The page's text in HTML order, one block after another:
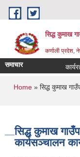
Skip to main content
सिद्ध कुमाख
कर्णाली प्रदेश,
समाचार कार्यरत
You are
Home» सिद्ध कुमाख
सिद्ध कुमाख
कार्यसञ्चालन